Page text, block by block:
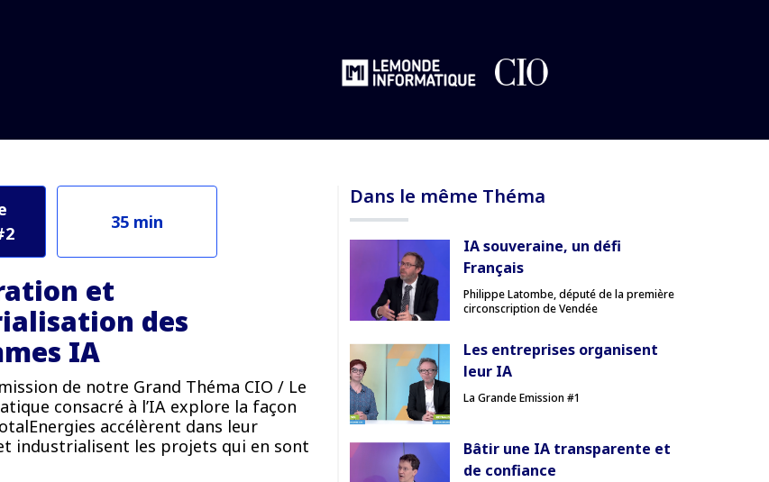
35 min
et
des
IA
de notre Grand Théma CIO / Le
consacré à l’IA explore la façon
accélèrent dans leur
industrialisent les projets qui en sont
Dans le même Théma
IA souveraine, un défi
Français
Philippe Latombe, député de la première
circonscription de Vendée
Les entreprises organisent
leur IA
La Grande Emission #1
Bâtir une IA transparente et
de confiance